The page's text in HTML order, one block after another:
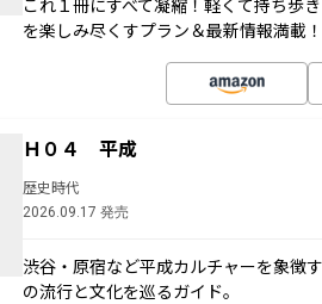
これ１冊にすべて凝縮！軽くて持ち歩
を楽しみ尽くすプラン＆最新情報満載！
Ｈ０４ 平成
歴史時代
2026.09.17 発売
渋谷・原宿など平成カルチャーを象徴
の流行と文化を巡るガイド。